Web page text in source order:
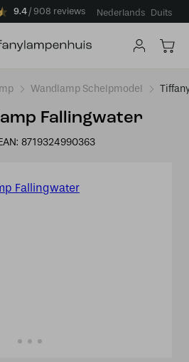
9.4 908 reviews Nederlands Duits
Wandlamp Schelpmodel
Fallingwater
8719324990363